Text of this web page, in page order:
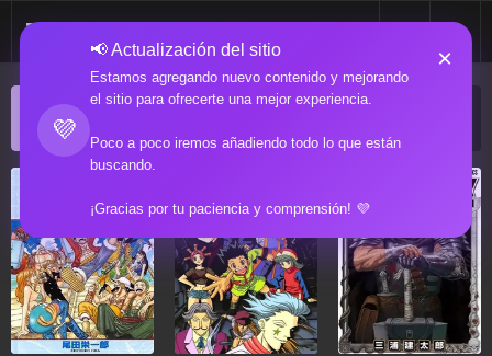
💜
📢 Actualización del sitio
Estamos agregando nuevo contenido y mejorando
el sitio para ofrecerte una mejor experiencia.
Poco a poco iremos añadiendo todo lo que están
buscando.
¡Gracias por tu paciencia y comprensión! 💜
×
ACTUALIZACIONES POPULARES